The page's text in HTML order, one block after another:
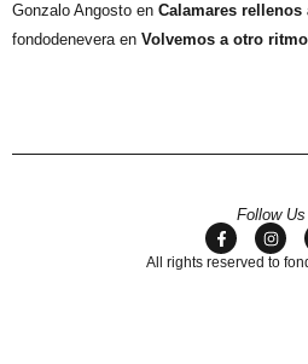
Gonzalo Angosto en Calamares rellenos
fondodeneveraen Volvemos a otro
Follow Us
All rights reserved to